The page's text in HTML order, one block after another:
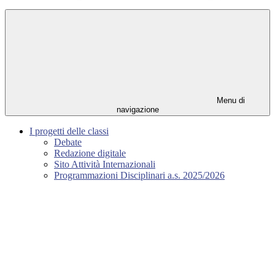
Menu di
navigazione
I progetti delle classi
Debate
Redazione digitale
Sito Attività Internazionali
Programmazioni Disciplinari a.s. 2025/2026